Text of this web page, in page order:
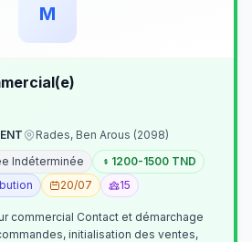
M
Rades, Ben Arous (2098)
Indéterminée
1200-1500 TND
20/07 15
commercial Contact et démarchage
initialisation des ventes,